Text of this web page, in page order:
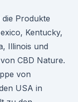
Produkte
Kentucky,
Illinois und
CBD Nature.
von
USA in